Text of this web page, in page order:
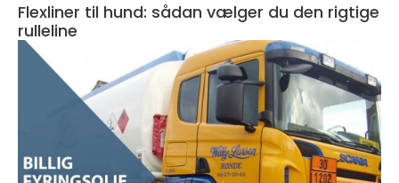
Flexliner til hund: sådan vælger du den rigtige
rulleline